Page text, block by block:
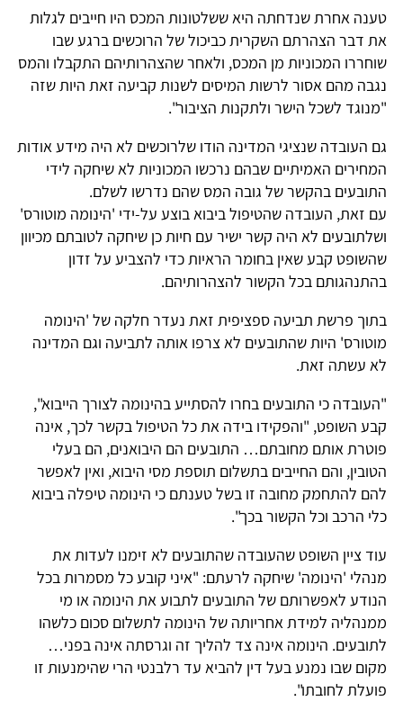
טענה אחרת שנדחתה היא ששלטונות המכס היו חייבים לגלות
את דבר הצהרתם השקרית כביכול של הרוכשים ברגע שבו
שוחררו המכוניות מן המכס, ולאחר שהצהרותיהם התקבלו והמס
נגבה מהם אסור לרשות המיסים לשנות קביעה זאת היות שזה
"מנוגד לשכל הישר ולתקנות הציבור".
גם העובדה שנציגי המדינה הודו שלרוכשים לא היה מידע אודות
המחירים האמיתיים שבהם נרכשו המכוניות לא שיחקה לידי
התובעים בהקשר של גובה המס שהם נדרשו לשלם.
עם זאת, העובדה שהטיפול ביבוא בוצע על-ידי 'הינומה מוטורס'
ושלתובעים לא היה קשר ישיר עם חיות כן שיחקה לטובתם מכיוון
שהשופט קבע שאין בחומר הראיות כדי להצביע על זדון
בהתנהגותם בכל הקשור להצהרותיהם.
בתוך פרשת תביעה ספציפית זאת נעדר חלקה של 'הינומה
מוטורס' היות שהתובעים לא צרפו אותה לתביעה וגם המדינה
לא עשתה זאת.
"העובדה כי התובעים בחרו להסתייע בהינומה לצורך הייבוא",
קבע השופט, "והפקידו בידה את כל הטיפול בקשר לכך, אינה
פוטרת אותם מחובתם… התובעים הם היבואנים, הם בעלי
הטובין, והם החייבים בתשלום תוספת מסי היבוא, ואין לאפשר
להם להתחמק מחובה זו בשל טענתם כי הינומה טיפלה ביבוא
כלי הרכב וכל הקשור בכך".
עוד ציין השופט שהעובדה שהתובעים לא זימנו לעדות את
מנהלי 'הינומה' שיחקה לרעתם: "איני קובע כל מסמרות בכל
הנודע לאפשרותם של התובעים לתבוע את הינומה או מי
ממנהליה למידת אחריותה של הינומה לתשלום סכום כלשהו
לתובעים. הינומה אינה צד להליך זה וגרסתה אינה בפני…
מקום שבו נמנע בעל דין להביא עד רלבנטי הרי שהימנעות זו
פועלת לחובתו".